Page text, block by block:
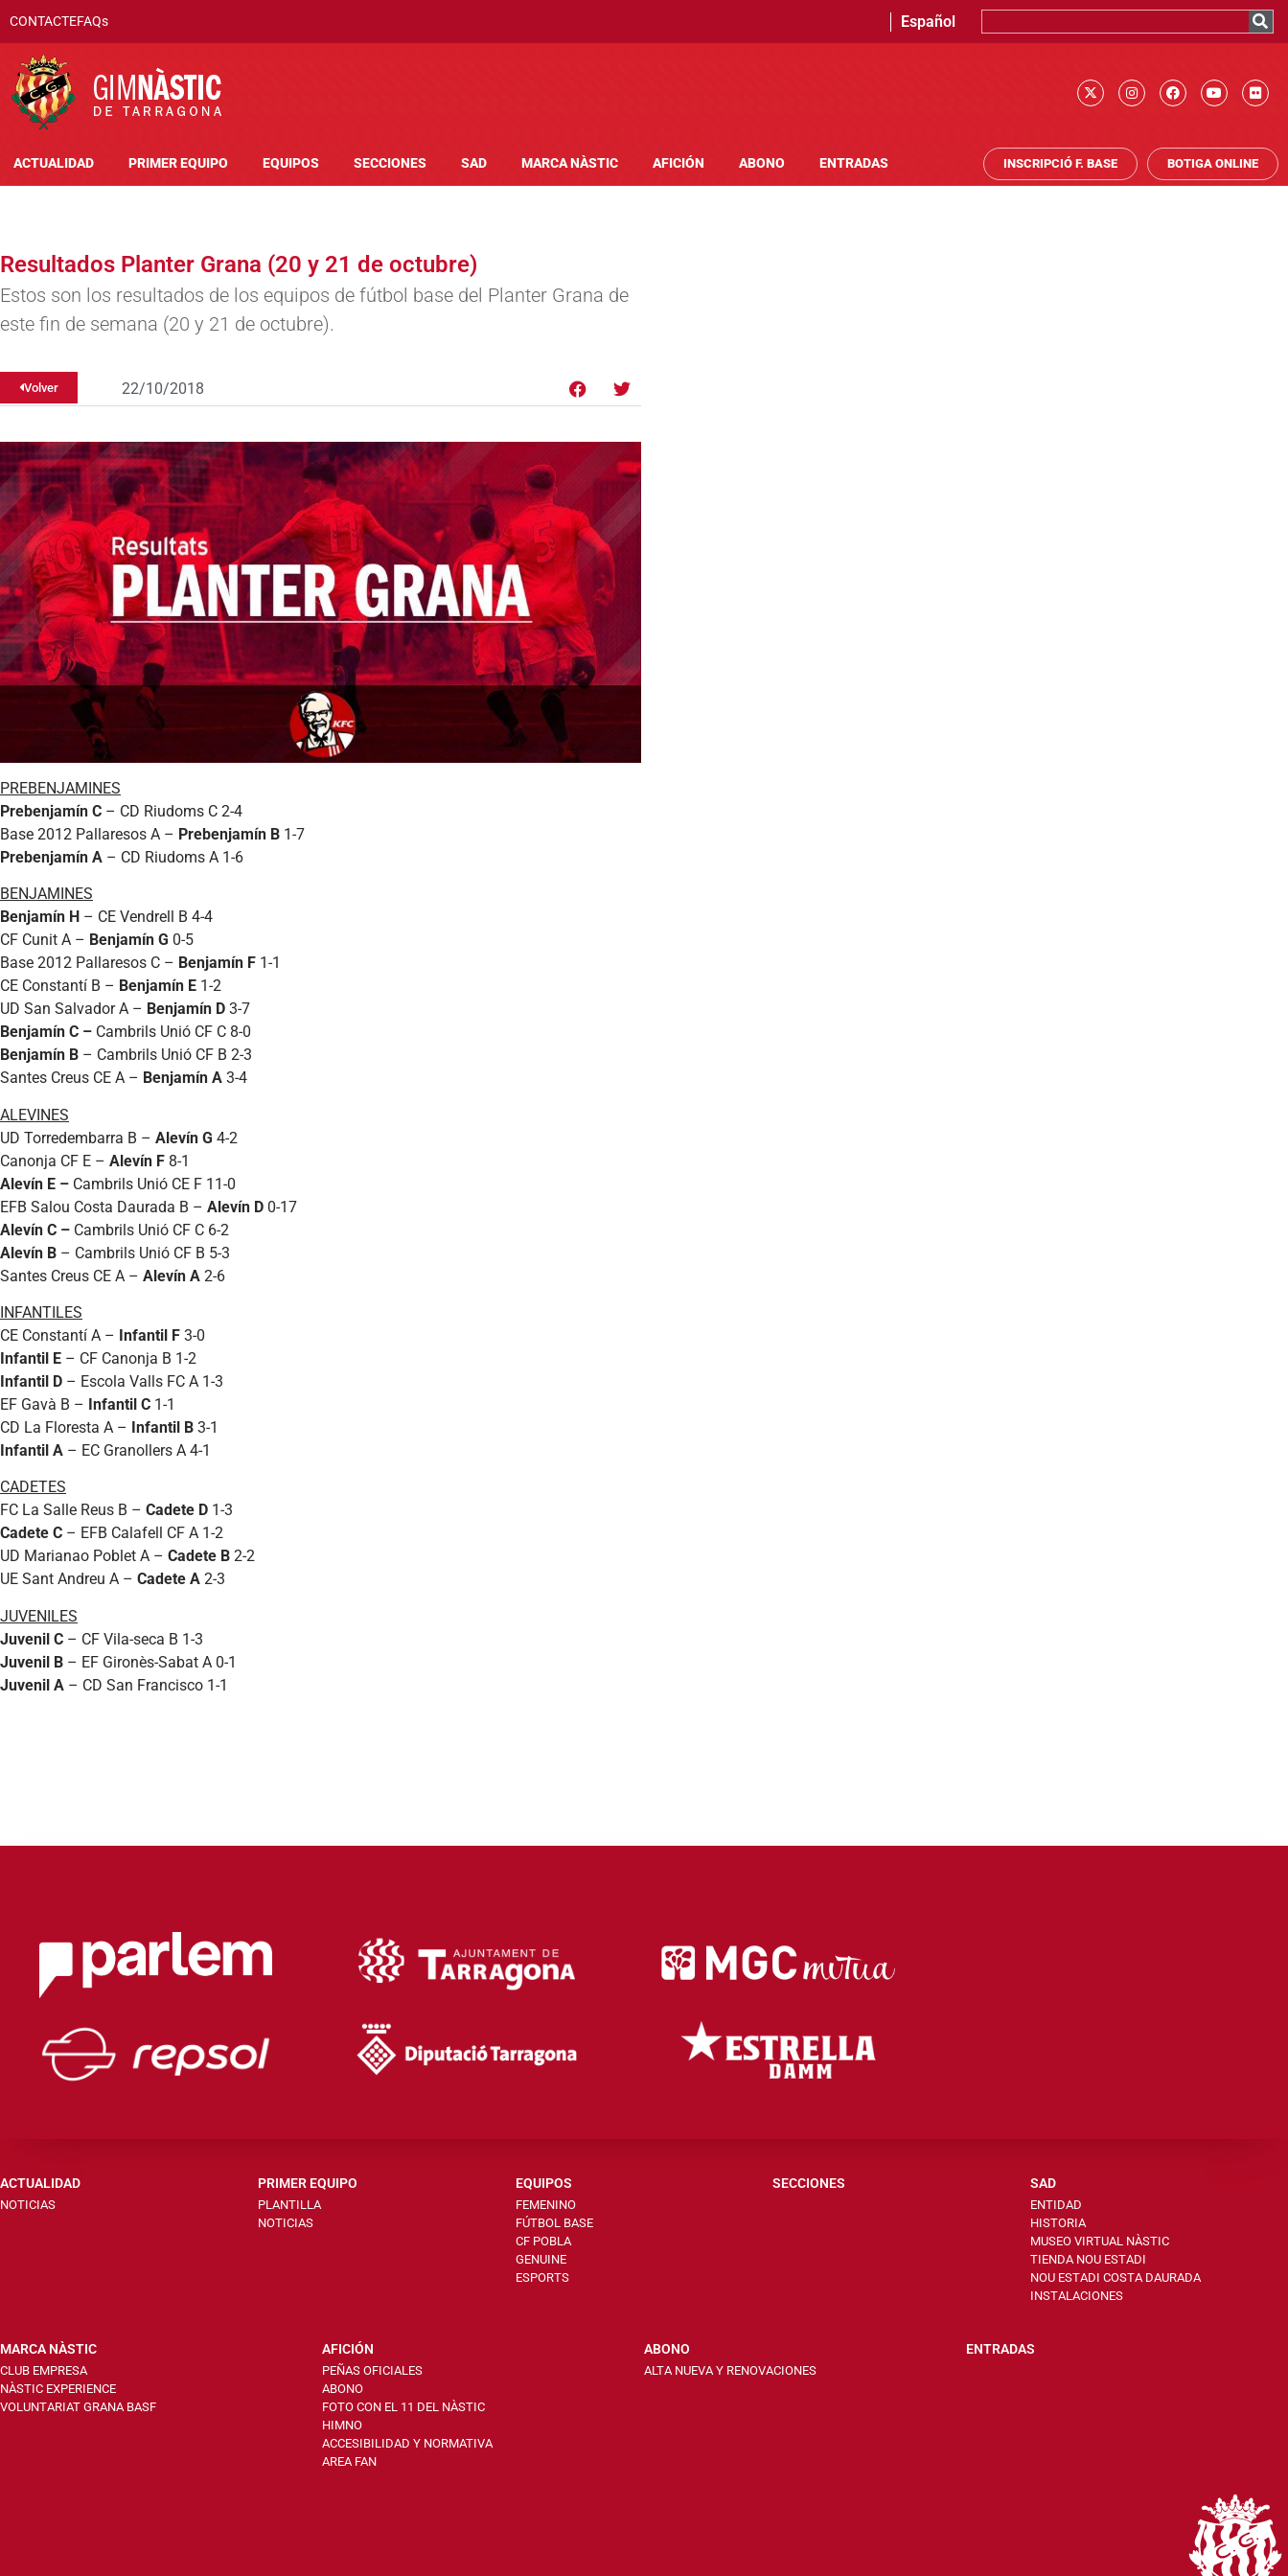
CONTACTEFAQs Español
ACTUALIDAD PRIMER EQUIPO EQUIPOS SECCIONES SAD MARCA NÀSTIC AFICIÓN ABONO ENTRADAS INSCRIPCIÓ F. BASE BOTIGA ONLINE
Resultados Planter Grana (20 y 21 de octubre)
Estos son los resultados de los equipos de fútbol base del Planter Grana de
este fin de semana (20 y 21 de octubre).
Volver 22/10/2018
PREBENJAMINES
Prebenjamín C – CD Riudoms C 2-4
Base 2012 Pallaresos A – Prebenjamín B 1-7
Prebenjamín A – CD Riudoms A 1-6
BENJAMINES
Benjamín H – CE Vendrell B 4-4
CF Cunit A – Benjamín G 0-5
Base 2012 Pallaresos C – Benjamín F 1-1
CE Constantí B – Benjamín E 1-2
UD San Salvador A – Benjamín D 3-7
Benjamín C – Cambrils Unió CF C 8-0
Benjamín B – Cambrils Unió CF B 2-3
Santes Creus CE A – Benjamín A 3-4
ALEVINES
UD Torredembarra B – Alevín G 4-2
Canonja CF E – Alevín F 8-1
Alevín E – Cambrils Unió CE F 11-0
EFB Salou Costa Daurada B – Alevín D 0-17
Alevín C – Cambrils Unió CF C 6-2
Alevín B – Cambrils Unió CF B 5-3
Santes Creus CE A – Alevín A 2-6
INFANTILES
CE Constantí A – Infantil F 3-0
Infantil E – CF Canonja B 1-2
Infantil D – Escola Valls FC A 1-3
EF Gavà B – Infantil C 1-1
CD La Floresta A – Infantil B 3-1
Infantil A – EC Granollers A 4-1
CADETES
FC La Salle Reus B – Cadete D 1-3
Cadete C – EFB Calafell CF A 1-2
UD Marianao Poblet A – Cadete B 2-2
UE Sant Andreu A – Cadete A 2-3
JUVENILES
Juvenil C – CF Vila-seca B 1-3
Juvenil B – EF Gironès-Sabat A 0-1
Juvenil A – CD San Francisco 1-1
ACTUALIDAD
NOTICIAS
PRIMER EQUIPO
PLANTILLA
NOTICIAS
EQUIPOS
FEMENINO
FÚTBOL BASE
CF POBLA
GENUINE
ESPORTS
SECCIONES SAD
ENTIDAD
HISTORIA
MUSEO VIRTUAL NÀSTIC
TIENDA NOU ESTADI
NOU ESTADI COSTA DAURADA
INSTALACIONES
MARCA NÀSTIC
CLUB EMPRESA
NÀSTIC EXPERIENCE
VOLUNTARIAT GRANA BASF
AFICIÓN
PEÑAS OFICIALES
ABONO
FOTO CON EL 11 DEL NÀSTIC
HIMNO
ACCESIBILIDAD Y NORMATIVA
AREA FAN
ABONO
ALTA NUEVA Y RENOVACIONES
ENTRADAS